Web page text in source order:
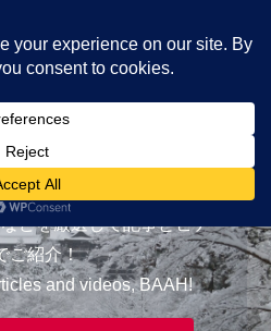
EVAAH!
どを厳選して記事とビデ
ご紹介！
and videos, BAAH!